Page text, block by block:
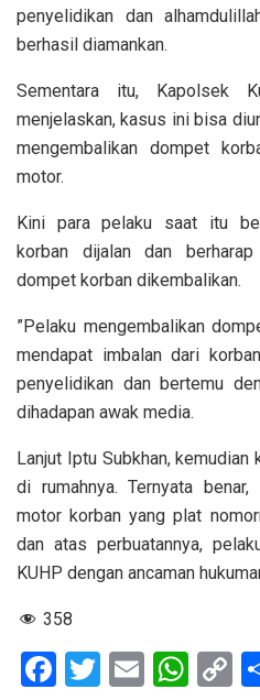
penyelidikan dan
berhasil diamankan.
Sementara itu, Kapolsek
menjelaskan, kasus ini bisa
mengembalikan dompet
motor.
Kini para pelaku saat itu
korban dijalan dan
dompet korban dikembalikan.
”Pelaku mengembalikan
mendapat imbalan dari
penyelidikan dan bertemu
dihadapan awak media.
Lanjut Iptu Subkhan,
di rumahnya. Ternyata
motor korban yang plat
dan atas perbuatannya,
KUHP dengan ancaman
358
F
T
E
W C